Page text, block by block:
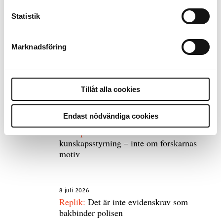
Statistik
Marknadsföring
Tillåt alla cookies
Endast nödvändiga cookies
Polisregionen erkänner fel: ”Kommer
9 juli 2026
Slutreplik:Det handlar om
kunskapsstyrning – inte om forskarnas
motiv
8 juli 2026
Replik: Det är inte evidenskrav som
bakbinder polisen